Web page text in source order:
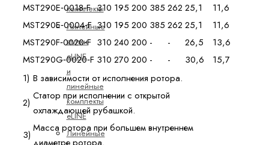
комплекты
Линейные
втулки
eLINE
и
линейные
комплекты
eLINE
Линейные
MST290E‑0018‑F 310 195 200 385 262 25,1
11,6
MST290E‑0004‑F 310 195 200 385 262 25,1
11,6
MST290F‑0020‑F 310 240 200 - - 26,5
13,6
MST290G‑0020‑F 310 270 200 - - 30,6
15,7
1) В зависимости от исполнения ротора.
2)
Статор при исполнении с открытой
охлаждающей рубашкой.
3)
Масса ротора при большем внутреннем